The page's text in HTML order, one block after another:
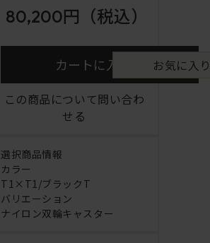
80,200円 （税込）
カートに入れる お気に入
この商品について問い合わ
せる
選択商品情報
カラー
T1×T1/ブラックT
バリエーション
ナイロン双輪キャスター